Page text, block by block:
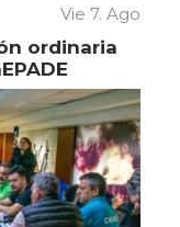
Vie 7. Ago
ordinaria